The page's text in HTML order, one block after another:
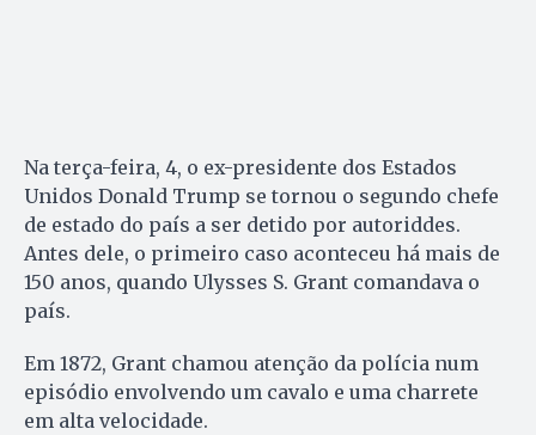
Na terça-feira, 4, o ex-presidente dos Estados
Unidos Donald Trump se tornou o segundo chefe
de estado do país a ser detido por autoriddes.
Antes dele, o primeiro caso aconteceu há mais de
150 anos, quando Ulysses S. Grant comandava o
país.
Em 1872, Grant chamou atenção da polícia num
episódio envolvendo um cavalo e uma charrete
em alta velocidade.